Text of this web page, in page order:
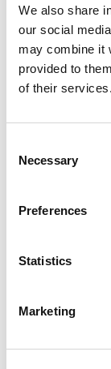
We also share
our social
may combine it
provided to
of their services.
Selection
Necessary
Preferences
Statistics
Marketing
Medical beds
systems. One
mechanism,